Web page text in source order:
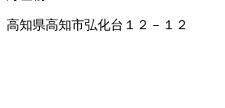
高知県高知市弘化台１２－１２